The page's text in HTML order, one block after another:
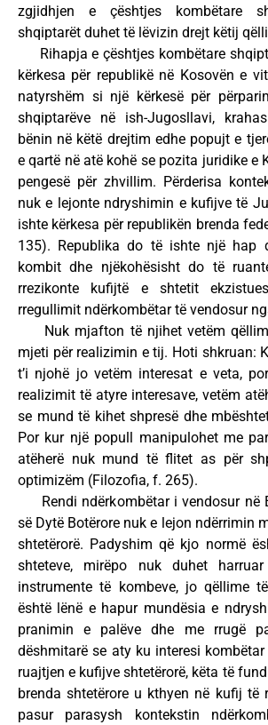
zgjidhjen e çështjes kombëtare
shqiptarët duhet të lëvizin drejt këtij
Rihapja e çështjes kombëtare
kërkesa për republikë në Kosovën e
natyrshëm si një kërkesë për
shqiptarëve në ish-Jugosllavi,
bënin në këtë drejtim edhe popujt e
e qartë në atë kohë se pozita juridike e
pengesë për zhvillim. Përderisa
nuk e lejonte ndryshimin e kufijve të
ishte kërkesa për republikën brenda
135). Republika do të ishte një hap
kombit dhe njëkohësisht do të
rrezikonte kufijtë e shtetit
rregullimit ndërkombëtar të vendosur
Nuk mjafton të njihet vetëm
mjeti për realizimin e tij. Hoti shkruan:
t’i njohë jo vetëm interesat e veta,
realizimit të atyre interesave, vetëm
se mund të kihet shpresë dhe
Por kur një popull manipulohet me
atëherë nuk mund të flitet as për
optimizëm (Filozofia, f. 265).
Rendi ndërkombëtar i vendosur në
së Dytë Botërore nuk e lejon ndërrimin
shtetërorë. Padyshim që kjo normë
shteteve, mirëpo nuk duhet
instrumente të kombeve, jo qëllime
është lënë e hapur mundësia e
pranimin e palëve dhe me rrugë
dëshmitarë se aty ku interesi
ruajtjen e kufijve shtetërorë, këta të
brenda shtetërore u kthyen në kufij të
pasur parasysh kontekstin